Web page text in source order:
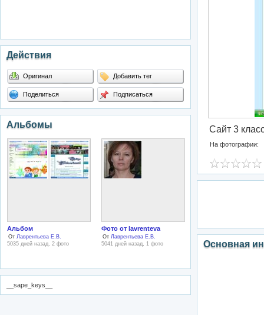
Действия
Оригинал Добавить тег
Поделиться Подписаться
Альбомы
Альбом
От Лаврентьева Е.В.
5035 дней назад, 2 фото
Фото от lavrenteva
От Лаврентьева Е.В.
5041 дней назад, 1 фото
__sape_keys__
Сайт 3
На фотографии:
Основная